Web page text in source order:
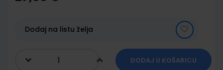
galleryDodaj na listu želja
DODAJ U KOŠARICU